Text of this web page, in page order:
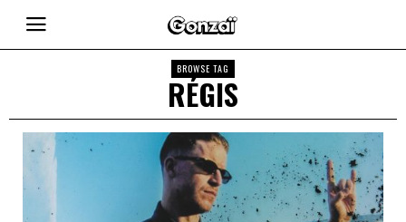
BROWSE TAG
RÉGIS